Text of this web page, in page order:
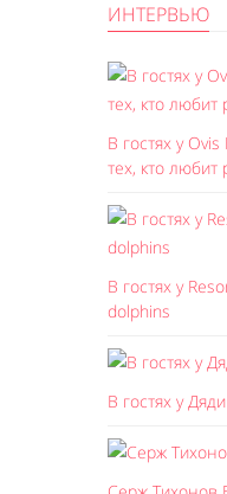
ИНТЕРВЬЮ
В гостях у
тех, кто любит
В гостях у
dolphins
В гостях у